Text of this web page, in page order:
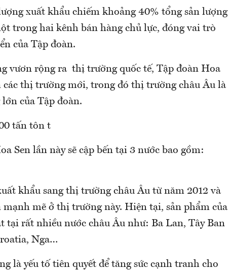
xuất khẩu chiếm khoảng 40% tổng sản lượng
trong hai kênh bán hàng chủ lực, đóng vai trò
của Tập đoàn.
vươn rộng ra thị trường quốc tế, Tập đoàn Hoa
các thị trường mới, trong đó thị trường châu Âu là
của Tập đoàn.
tấn tôn t
Sen lần này sẽ cập bến tại 3 nước bao gồm:
khẩu sang thị trường châu Âu từ năm 2012 và
mẽ ở thị trường này. Hiện tại, sản phẩm của
tại rất nhiều nước châu Âu như: Ba Lan, Tây Ban
Nga…
là yếu tố tiên quyết để tăng sức cạnh tranh cho